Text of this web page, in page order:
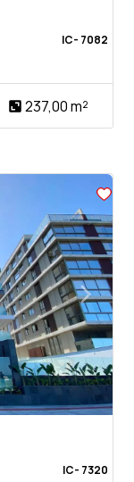
IC- 7082
237,00 m²
arrow_forward_iosNext
IC- 7320